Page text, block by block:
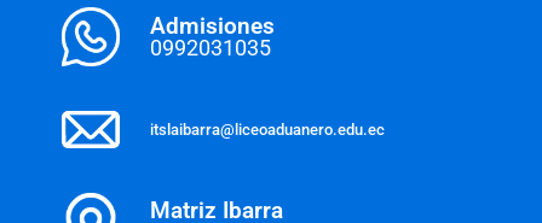
Admisiones
0992031035
itslaibarra@liceoaduanero.edu.ec
Matriz Ibarra